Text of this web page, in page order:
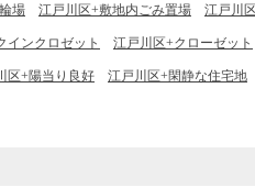
場 江戸川区+敷地内ごみ置場 江戸川
インクロゼット 江戸川区+クローゼット
区+陽当り良好 江戸川区+閑静な住宅地